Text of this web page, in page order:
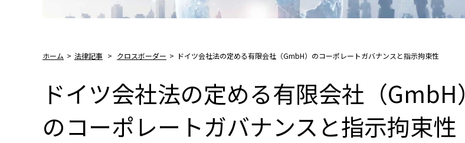
ホーム > 法律記事 > クロスボーダー > ドイツ会社法の定める有限会社（GmbH）のコーポレートガバナンスと指示拘束性
ドイツ会社法の定める有限会社（GmbH）
のコーポレートガバナンスと指示拘束性